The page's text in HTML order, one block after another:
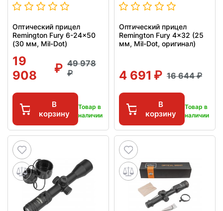
Оптический прицел
Remington Fury 6-24x50
(30 мм, Mil-Dot)
19
908
49 978
В
корзину
Товар в
наличии
Оптический прицел
Remington Fury 4x32 (25
мм, Mil-Dot, оригинал)
4 691 16 644
В
корзину
Товар в
наличии